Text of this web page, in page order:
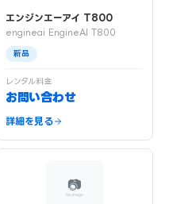
エンジンエーアイ T800
engineai EngineAI T800
新品
レンタル料金
お問い合わせ
詳細を見る